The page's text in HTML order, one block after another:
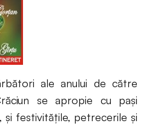
ale anului de către
se apropie cu pași
și festivitățile, petrecerile și